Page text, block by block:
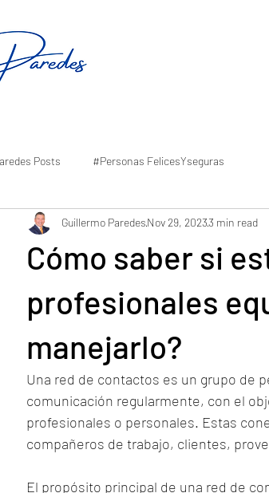
Posts #Personas FelicesYseguras
Cómo saber si
profesionales
manejarlo?
Guillermo ParedesNov 29, 20233 min read
Una red de contactos es un grupo de
comunicación regularmente, con el
profesionales o personales. Estas
compañeros de trabajo, clientes,
El propósito principal de una red de